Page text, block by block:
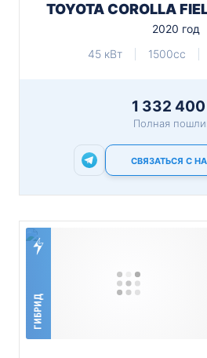
TOYOTA COROLLA
2020 год
45 кВт
1500cc
1 332
Полная
СВЯЗАТЬСЯ С
ГИБРИД